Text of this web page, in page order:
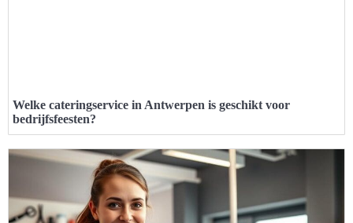
Welke cateringservice in Antwerpen is geschikt voor
bedrijfsfeesten?